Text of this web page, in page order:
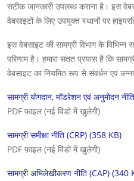
सटीक जानकारी उपलब्ध कराना है। इस
वेबसाइटों के लिए उपयुक्त स्थानों पर
इस वेबसाइट की सामग्री विभाग के विभिन्न
परिणाम है। हमारा सतत प्रयास है कि
वेबसाइट का नियमित रूप से संवर्धन एवं
सामग्री योगदान, मॉडरेशन एवं अनुमोदन
PDF फ़ाइल (नई विंडो में खुलेगी)
सामग्री समीक्षा नीति (CRP) (358 KB)
PDF फ़ाइल (नई विंडो में खुलेगी)
सामग्री अभिलेखीकरण नीति (CAP) (340